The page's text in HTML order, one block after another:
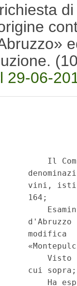
29-06-